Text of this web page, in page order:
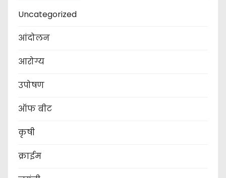
Uncategorized
आंदोलन
आरोग्य
उपोषण
ऑफ बीट
कृषी
क्राईम